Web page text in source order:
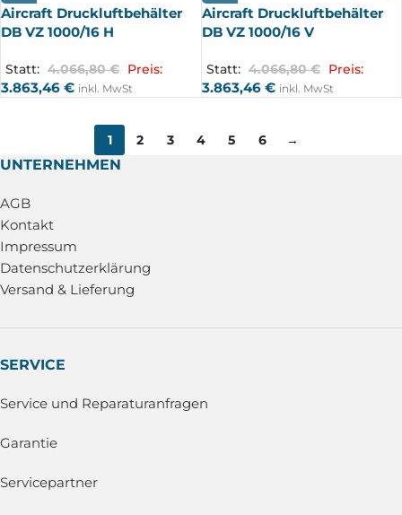
Aircraft Druckluftbehälter
DB VZ 1000/16 H
Statt: 4.066,80€ Preis:
3.863,46 € inkl. MwSt
Aircraft Druckluftbehälter
DB VZ 1000/16 V
Statt: 4.066,80€ Preis:
3.863,46 € inkl. MwSt
1 2 3 4 5 6 →
UNTERNEHMEN
AGB
Kontakt
Impressum
Datenschutzerklärung
Versand & Lieferung
SERVICE
Service und Reparaturanfragen
Garantie
Servicepartner